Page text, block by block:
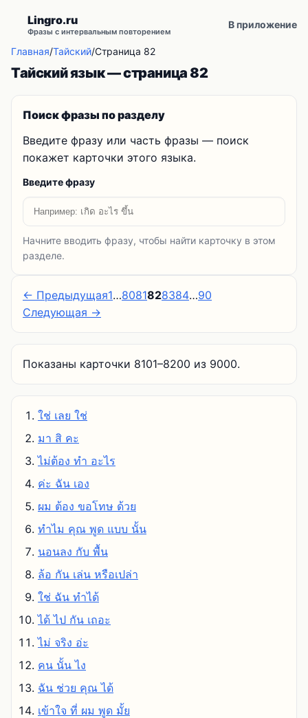
Lingro.ru
Фразы с интервальным повторением
В приложение
Главная/Тайский/Страница 82
Тайский язык — страница 82
Поиск фразы по разделу
Введите фразу или часть фразы — поиск
покажет карточки этого языка.
Введите фразу
Начните вводить фразу, чтобы найти карточку в этом
разделе.
← Предыдущая1…8081828384…90
Следующая →
Показаны карточки 8101–8200 из 9000.
ใช่ เลย ใช่
มา สิ คะ
ไม่ต้อง ทํา อะไร
ค่ะ ฉัน เอง
ผม ต้อง ขอโทษ ด้วย
ทําไม คุณ พูด แบบ นั้น
นอนลง กับ พื้น
ล้อ กัน เล่น หรือเปล่า
ใช่ ฉัน ทําได้
ได้ ไป กัน เถอะ
ไม่ จริง อ่ะ
คน นั้น ไง
ฉัน ช่วย คุณ ได้
เข้าใจ ที่ ผม พูด มั้ย